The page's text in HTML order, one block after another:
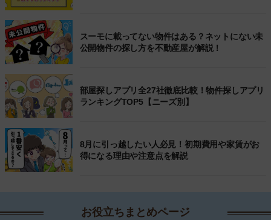
スーモに載ってない物件はある？ネットにない未
公開物件の探し方を不動産屋が解説！
部屋探しアプリ全27社徹底比較！物件探しアプリ
ランキングTOP5【ニーズ別】
8月に引っ越したい人必見！初期費用や家賃がお
得になる理由や注意点を解説
お役立ちまとめページ